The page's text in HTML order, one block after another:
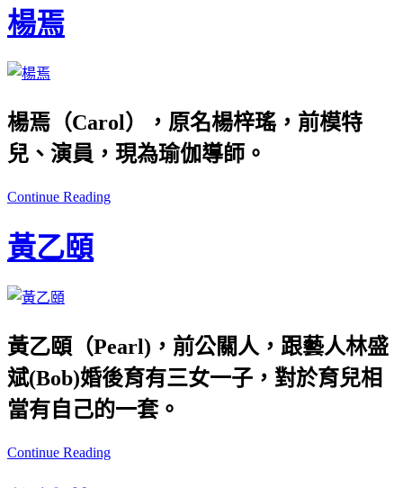
楊焉
楊焉（Carol），原名楊梓瑤，前模特
兒、演員，現為瑜伽導師。
Continue Reading
黃乙頤
黃乙頤（Pearl)，前公關人，跟藝人林盛
斌(Bob)婚後育有三女一子，對於育兒相
當有自己的一套。
Continue Reading